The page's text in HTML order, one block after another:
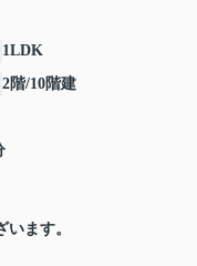
1LDK
2階/10階建
ます。